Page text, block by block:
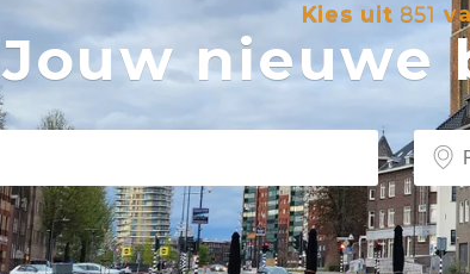
Kies uit 851
Jouw nieuwe